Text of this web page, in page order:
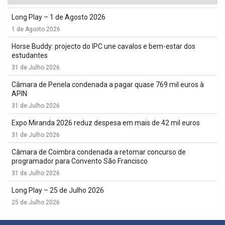
Long Play – 1 de Agosto 2026
1 de Agosto 2026
Horse Buddy: projecto do IPC une cavalos e bem-estar dos
estudantes
31 de Julho 2026
Câmara de Penela condenada a pagar quase 769 mil euros à
APIN
31 de Julho 2026
Expo Miranda 2026 reduz despesa em mais de 42 mil euros
31 de Julho 2026
Câmara de Coimbra condenada a retomar concurso de
programador para Convento São Francisco
31 de Julho 2026
Long Play – 25 de Julho 2026
25 de Julho 2026